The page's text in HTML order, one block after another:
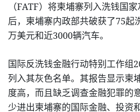
（FATF）将柬埔寨列入洗钱国
后，柬埔寨内政部共破获了75起
万美元和近3000辆汽车。
国际反洗钱金融行动特别工作组
列入其灰色名单。其报告显示柬
度高，而且缺乏调查金融犯罪的
少进出柬埔寨的国际金融、投资